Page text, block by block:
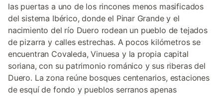
las puertas a uno de los rincones menos masificados
del sistema Ibérico, donde el Pinar Grande y el
nacimiento del río Duero rodean un pueblo de tejados
de pizarra y calles estrechas. A pocos kilómetros se
encuentran Covaleda, Vinuesa y la propia capital
soriana, con su patrimonio románico y sus riberas del
Duero. La zona reúne bosques centenarios, estaciones
de esquí de fondo y pueblos serranos apenas